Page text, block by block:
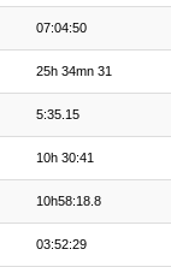
07:04:50
25h 34mn 31
5:35.15
10h 30:41
10h58:18.8
03:52:29